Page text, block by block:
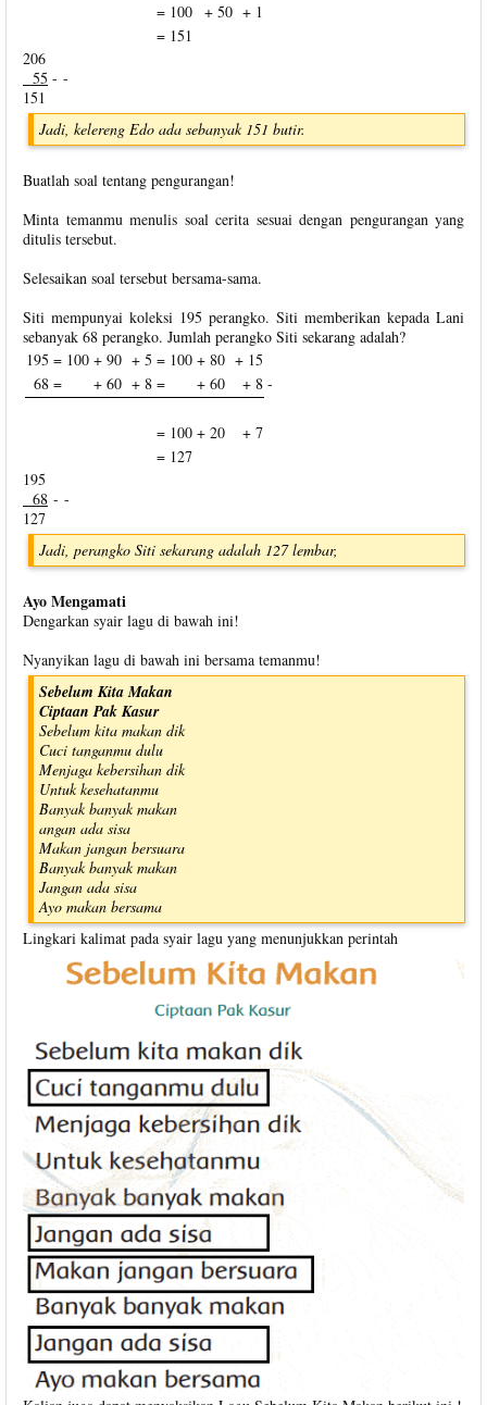
= 100 + 50 + 1
= 151
206
55 - -
151
Jadi, kelereng Edo ada sebanyak 151 butir.
Buatlah soal tentang pengurangan!
Minta temanmu menulis soal cerita sesuai dengan pengurangan yang
ditulis tersebut.
Selesaikan soal tersebut bersama-sama.
Siti mempunyai koleksi 195 perangko. Siti memberikan kepada Lani
sebanyak 68 perangko. Jumlah perangko Siti sekarang adalah?
195 = 100 + 90 + 5 = 100 + 80 + 15
68 =
+ 60 + 8 = + 60 + 8 -
= 100 + 20
+ 7
= 127
195
68 - -
127
Jadi, perangko Siti sekarang adalah 127 lembar,
Ayo Mengamati
Dengarkan syair lagu di bawah ini!
Nyanyikan lagu di bawah ini bersama temanmu!
Sebelum Kita Makan
Ciptaan Pak Kasur
Sebelum kita makan dik
Cuci tanganmu dulu
Menjaga kebersihan dik
Untuk kesehatanmu
Banyak banyak makan
angan ada sisa
Makan jangan bersuara
Banyak banyak makan
Jangan ada sisa
Ayo makan bersama
Lingkari kalimat pada syair lagu yang menunjukkan perintah